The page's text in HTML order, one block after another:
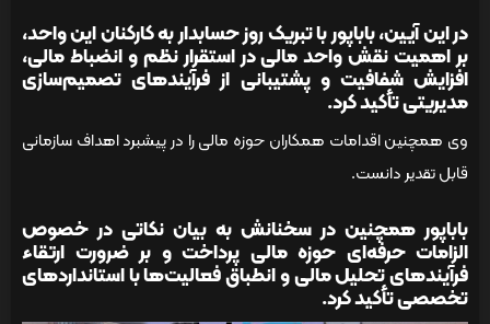
در این آیین، باباپور با تبریک روز حسابدار به کارکنان این واحد،
بر اهمیت نقش واحد مالی در استقرار نظم و انضباط مالی،
افزایش شفافیت و پشتیبانی از فرآیندهای تصمیم‌سازی
مدیریتی تأکید کرد.
وی همچنین اقدامات همکاران حوزه مالی را در پیشبرد اهداف سازمانی
قابل تقدیر دانست.
باباپور همچنین در سخنانش به بیان نکاتی در خصوص
الزامات حرفه‌ای حوزه مالی پرداخت و بر ضرورت ارتقاء
فرآیندهای تحلیل مالی و انطباق فعالیت‌ها با استانداردهای
تخصصی تأکید کرد.